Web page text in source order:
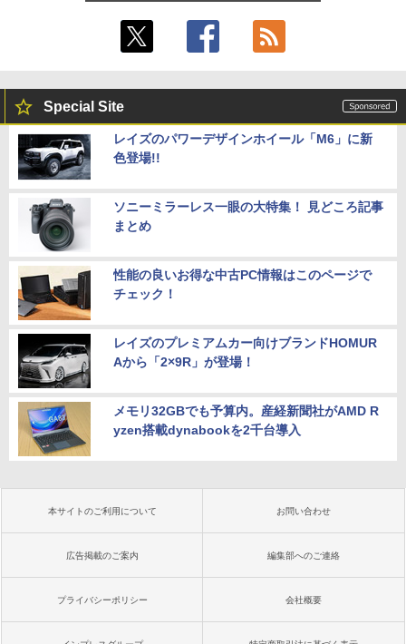
Special Site
レイズのパワーデザインホイール「M6」に新
色登場!!
ソニーミラーレス一眼の大特集！ 見どころ記事
まとめ
性能の良いお得な中古PC情報はこのページで
チェック！
レイズのプレミアムカー向けブランドHOMUR
Aから「2×9R」が登場！
メモリ32GBでも予算内。産経新聞社がAMD R
yzen搭載dynabookを2千台導入
本サイトのご利用について お問い合わせ
広告掲載のご案内 編集部へのご連絡
プライバシーポリシー 会社概要